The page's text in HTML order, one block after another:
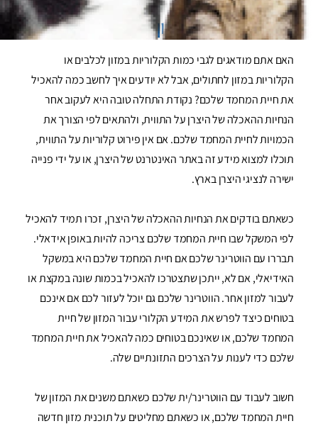
כמה קלוריות יש במזון חיית המחמד שלכם
האם אתם מודאגים לגבי כמות הקלוריות במזון לכלבים או
הקלוריות במזון לחתולים, אבל לא יודעים איך לחשב כמה להאכיל
את חיית המחמד שלכם? נקודת התחלה טובה היא לעקוב אחר
הנחיות ההאכלה של היצרן על התווית, ולהתאים לפי הצורך את
הכמויות לחיית המחמד שלכם. אם אין פירוט קלוריות על התווית,
תוכלו למצוא מידע זה באתר האינטרנט של היצרן, או על ידי פנייה
ישירה לנציגי היצרן בארץ.
כשאתם בודקים את הנחיות ההאכלה של היצרן, זכרו תמיד להאכיל
לפי המשקל שבו חיית המחמד שלכם צריכה להיות באופן אידאלי.
תבררו עם הווטרינר שלכם אם חיית המחמד שלכם היא במשקל
האידיאלי, אם לא, ייתכן שתצטרכו להאכיל בכמות שונה במקצת או
לעבור למזון אחר. הווטרינר שלכם גם יוכל לעזור לכם אם אינכם
בטוחים כיצד לפרש את המידע הקלורי עבור המזון של חיית
המחמד שלכם, או שאינכם בטוחים כמה להאכיל את חיית המחמד
שלכם כדי לענות על הצרכים התזונתיים שלה.
חשוב לעבוד עם הווטרינר/ית שלכם כשאתם משנים את המזון של
חיית המחמד שלכם, או כשאתם מחליטים על תוכנית מזון חדשה